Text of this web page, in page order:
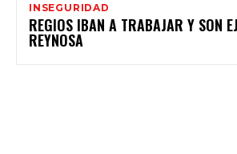
INSEGURIDAD
REGIOS IBAN A TRABAJAR Y SON
REYNOSA